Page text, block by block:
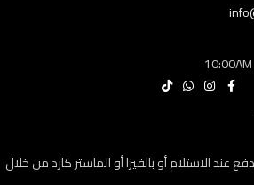
الاستلام أو بالفيزا أو الماستر كارد من خلال